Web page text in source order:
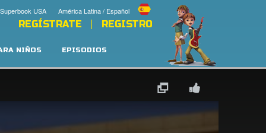
América Latina / Español
USA
REGÍSTRATE REGISTRO
NIÑOS EPISODIOS